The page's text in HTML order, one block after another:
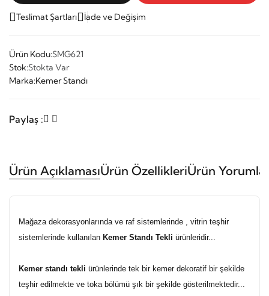
Teslimat Şartları İade ve Değişim
Ürün Kodu:SMG621
Stok:Stokta Var
Marka:Kemer Standı
Paylaş :
Ürün AçıklamasıÜrün ÖzellikleriÜrün
Mağaza dekorasyonlarında ve raf sistemlerinde , vitrin teşhir
sistemlerinde kullanılan Kemer Standı Tekli ürünleridir...
Kemer standı tekli ürünlerinde tek bir kemer dekoratif bir şekilde
teşhir edilmekte ve toka bölümü şık bir şekilde gösterilmektedir...